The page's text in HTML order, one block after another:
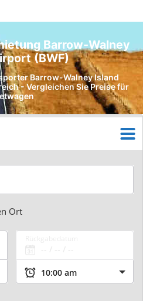
Barrow-Walney
(BWF)
Barrow-Walney Island
- Vergleichen Sie Preise für
Ort